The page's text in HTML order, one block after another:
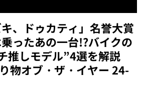
キ、ドゥカティ」名誉大賞
ったあの一台!?バイクの
推しモデル”4選を解説
物オブ・ザ・イヤー 24-